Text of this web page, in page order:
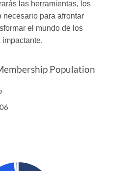
las herramientas, los
necesario para afrontar
el mundo de los
impactante.
Population